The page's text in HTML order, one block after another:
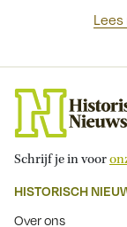
Schrijf je in voor
HISTORISCH
Over ons